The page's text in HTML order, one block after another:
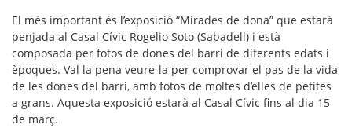
El més important és l’exposició “Mirades de dona” que estarà
penjada al Casal Cívic Rogelio Soto (Sabadell) i està
composada per fotos de dones del barri de diferents edats i
èpoques. Val la pena veure-la per comprovar el pas de la vida
de les dones del barri, amb fotos de moltes d’elles de petites
a grans. Aquesta exposició estarà al Casal Cívic fins al dia 15
de març.